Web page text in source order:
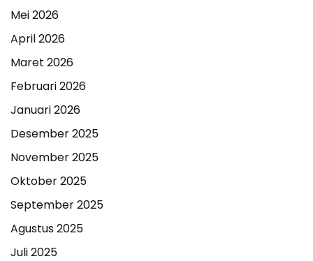
Mei 2026
April 2026
Maret 2026
Februari 2026
Januari 2026
Desember 2025
November 2025
Oktober 2025
September 2025
Agustus 2025
Juli 2025